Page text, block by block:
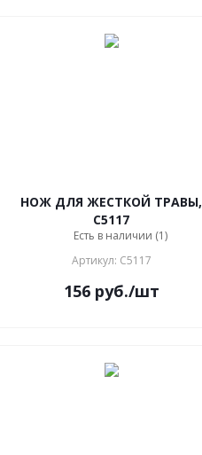
НОЖ ДЛЯ ЖЕСТКОЙ ТРАВЫ,
С5117
Есть в наличии (1)
Артикул: С5117
156руб./шт